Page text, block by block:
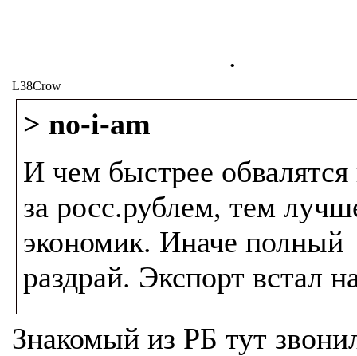
.
L38Crow
> no-i-am
И чем быстрее обвалятся
за росс.рублем, тем
экономик. Иначе полный
раздрай. Экспорт встал
Знакомый из РБ тут